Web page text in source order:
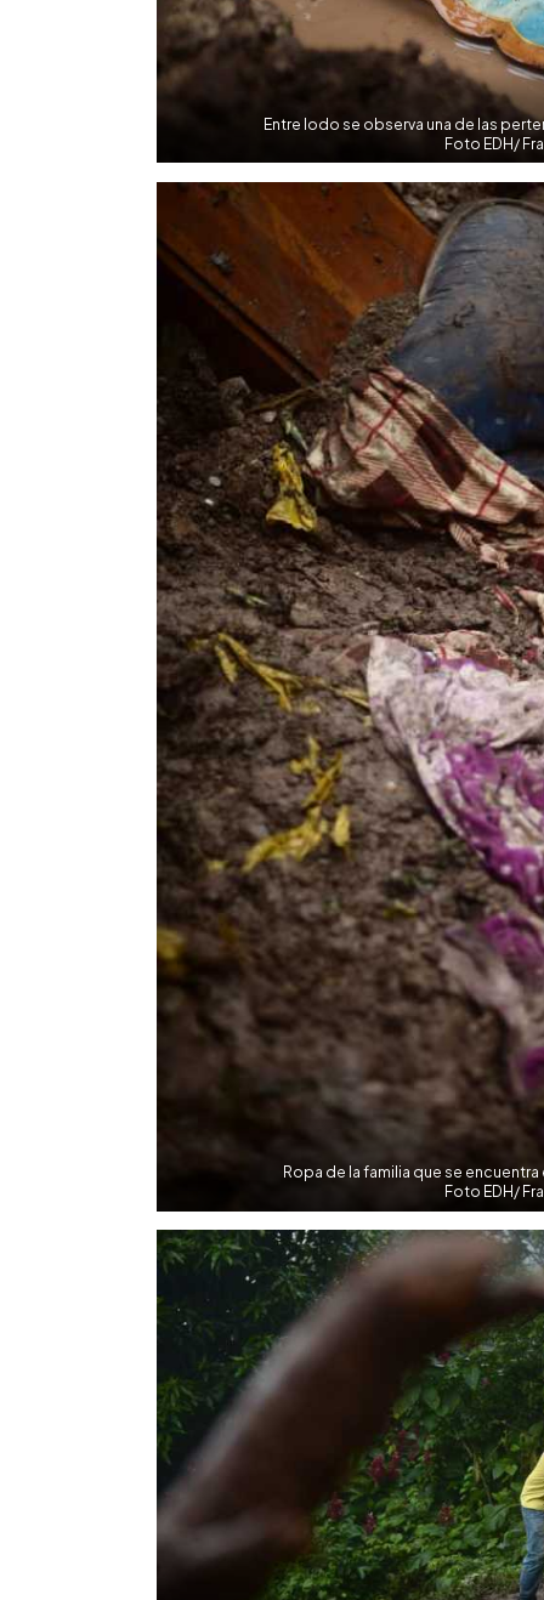
Entre lodo se observa una de las
Foto EDH/
Ropa de la familia que se
Foto EDH/